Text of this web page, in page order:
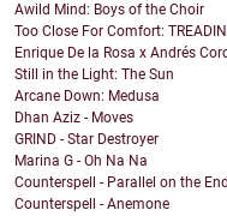
Awild Mind: Boys of the Choir
Too Close For Comfort:
Enrique De la Rosa x Andrés
Still in the Light: The Sun
Arcane Down: Medusa
Dhan Aziz - Moves
GRIND - Star Destroyer
Marina G - Oh Na Na
Counterspell - Parallel on the
Counterspell - Anemone